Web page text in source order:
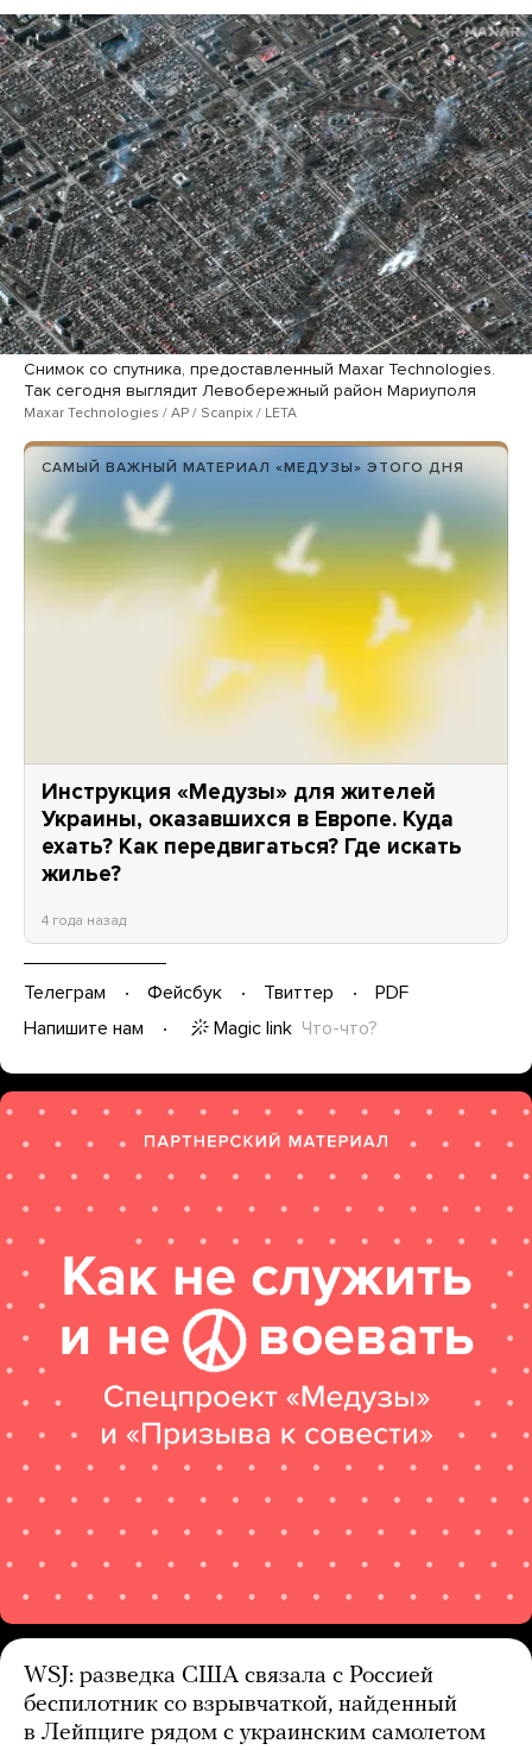
Снимок со спутника, предоставленный Maxar Technologies.
Так сегодня выглядит Левобережный район Мариуполя
Maxar Technologies / AP / Scanpix / LETA
САМЫЙ ВАЖНЫЙ МАТЕРИАЛ «МЕДУЗЫ» ЭТОГО ДНЯ
Инструкция «Медузы» для жителей
Украины, оказавшихся в Европе. Куда
ехать? Как передвигаться? Где искать
жилье?
4 года назад
Телеграм Фейсбук Твиттер
PDF
Напишите нам
Magic link Что-что?
WSJ: разведка США связала с Россией
беспилотник со взрывчаткой, найденный
в Лейпциге рядом с украинским самолетом